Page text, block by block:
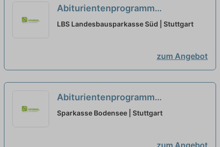
Abiturientenprogramm
Bankkaufmann vertriebsorientiert
LBS Landesbausparkasse Süd | Stuttgart
zum Angebot
Abiturientenprogramm
Bankkaufmann vertriebsorientiert
Sparkasse Bodensee | Stuttgart